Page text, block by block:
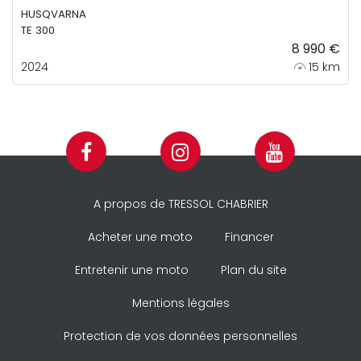
HUSQVARNA
TE 300
8 990 €
2024 15 km
A propos de TRESSOL CHABRIER
Acheter une moto Financer
Entretenir une moto Plan du site
Mentions légales
Protection de vos données personnelles